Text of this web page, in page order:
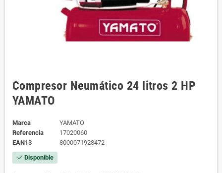
Compresor Neumático 24 litros 2 HP
YAMATO
Marca
YAMATO
Referencia
17020060
EAN13
8000071928472
check Disponible